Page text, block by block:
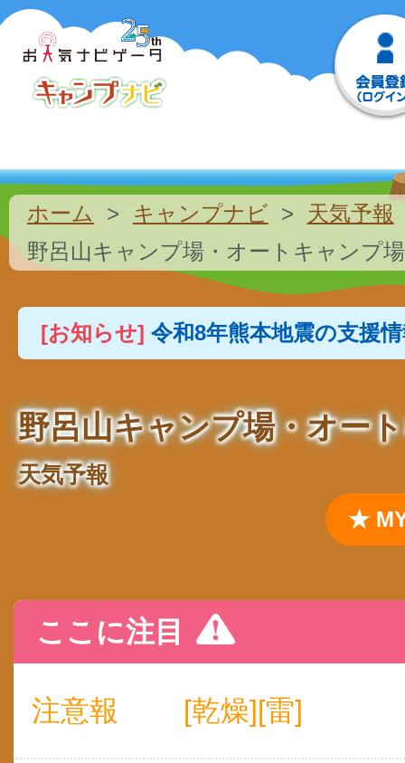
ホーム キャンプナビ
天気予報
野呂山キャンプ場・オートキャンプ場
[お知らせ] 令和8年熊本地震の支援
野呂山キャンプ場・オー
天気予報
★
ここに注目
注意報 [乾燥][雷]